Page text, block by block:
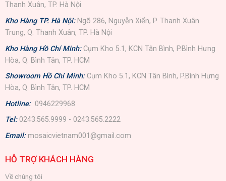
Thanh Xuân, TP. Hà Nội
Kho Hàng TP. Hà Nội: Ngõ 286, Nguyễn Xiển, P. Thanh Xuân
Trung, Q. Thanh Xuân, TP. Hà Nội
Kho Hàng Hồ Chí Minh: Cụm Kho 5.1, KCN Tân Bình, P.Bình Hưng
Hòa, Q. Bình Tân, TP. HCM
Showroom Hồ Chí Minh: Cụm Kho 5.1, KCN Tân Bình, P.Bình Hưng
Hòa, Q. Bình Tân, TP. HCM
Hotline: 0946229968
Tel: 0243.565.9999 - 0243.565.2222
Email: mosaicvietnam001@gmail.com
HỖ TRỢ KHÁCH HÀNG
Về chúng tôi